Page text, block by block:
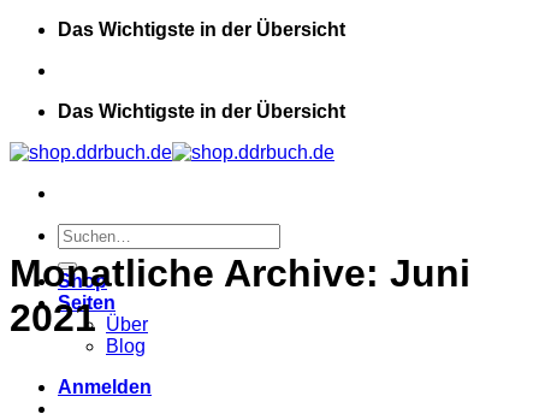
Zum
springen
Das Wichtigste in der Übersicht
Das Wichtigste in der Übersicht
Suchen
nach:
Shop
Seiten
Über
Blog
Anmelden
Monatliche Archive: Juni
2021